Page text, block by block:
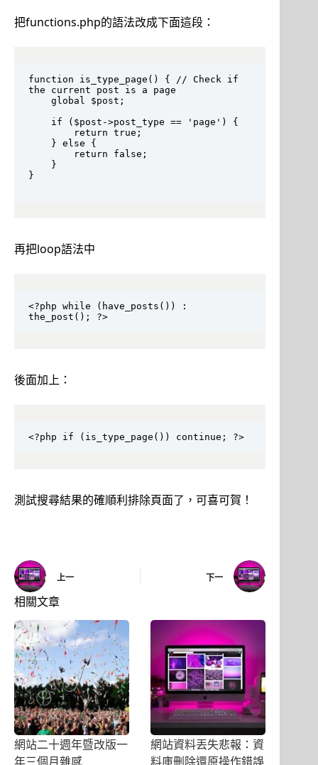
把functions.php的語法改成下面這段：
function is_type_page() { // Check if
the current post is a page
}
再把loop語法中
<?php while (have_posts()) :
the_post(); ?>
後面加上：
測試搜尋結果的確順利排除頁面了，可喜可賀！
上一 下一
相關文章
網站二十週年暨改版一
年三個月雜感
網站資料丟失悲報：資
料庫刪除還原操作錯誤